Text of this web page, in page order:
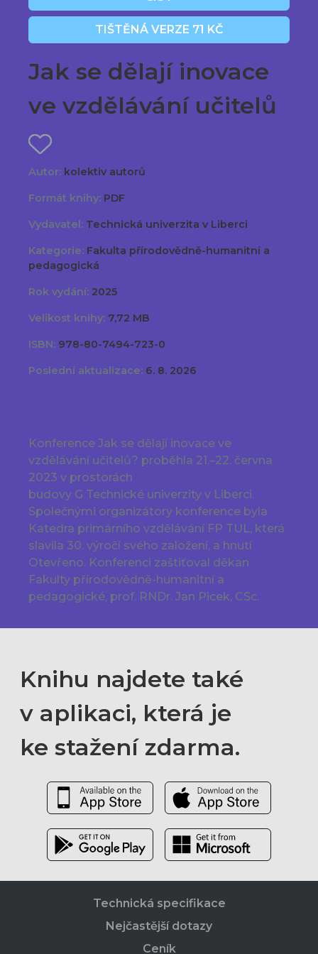
TIŠTĚNÁ VERZE 71 KČ
Jak se dělají inovace
ve vzdělávání učitelů
Autor: kolektiv autorů
Formát knihy: PDF
Vydavatel: Technická univerzita v Liberci
Kategorie: Fakulta přírodovědně-humanitní a
pedagogická
Rok vydání: 2025
Velikost knihy: 7,72 MB
ISBN: 978-80-7494-723-0
Poslední aktualizace: 6. 8. 2026
Konference Jak se dělají inovace ve
vzdělávání učitelů? proběhla 21.–22. června
2023 v prostorách
budovy G Technické univerzity v Liberci.
Společnými organizátory konference byla
Katedra primárního vzdělávání FP TUL, která
slavila 30. výročí svého založení, a hnutí
Otevřeno. Konferenci zaštiťoval děkan
Fakulty přírodovědně-humanitní a
pedagogické, prof. RNDr. Jan Picek, CSc.
Knihu najdete také
v aplikaci, která je
ke stažení zdarma.
Technická specifikace
Nejčastější dotazy
Ceník